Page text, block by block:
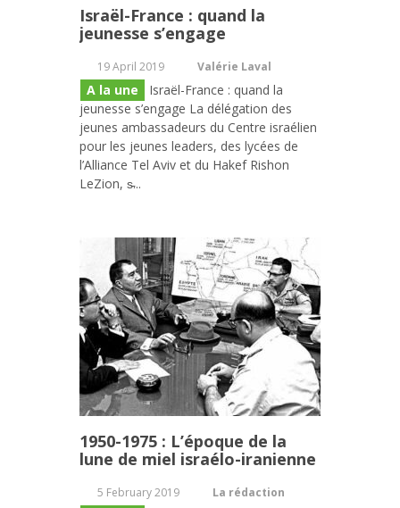
Israël-France : quand la
jeunesse s’engage
19 April 2019 Valérie Laval
A la une
Israël-France : quand la
jeunesse s’engage La délégation des
jeunes ambassadeurs du Centre israélien
pour les jeunes leaders, des lycées de
l’Alliance Tel Aviv et du Hakef Rishon
LeZion, s̵...
1950-1975 : L’époque de la
lune de miel israélo-iranienne
5 February 2019 La rédaction